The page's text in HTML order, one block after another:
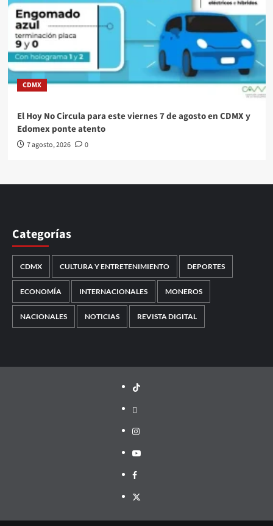
CDMX
El Hoy No Circula para este viernes 7 de agosto en CDMX y
Edomex ponte atento
7 agosto, 2026 0
Categorías
CDMX CULTURA Y ENTRETENIMIENTO DEPORTES
ECONOMÍA INTERNACIONALES MONEROS
NACIONALES NOTICIAS REVISTA DIGITAL
TikTok
threads
Instagram
Youtube
Facebook
X